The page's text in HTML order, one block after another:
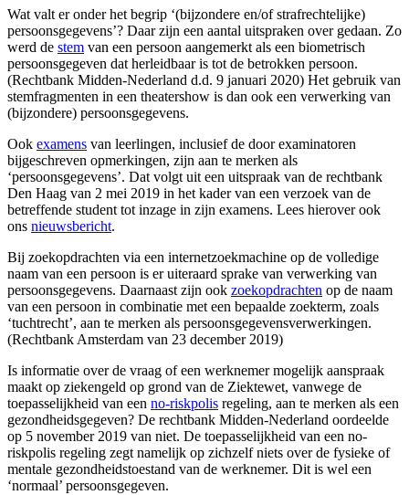
Wat valt er onder het begrip ‘(bijzondere en/of strafrechtelijke)
persoonsgegevens’? Daar zijn een aantal uitspraken over gedaan. Zo
werd de stem van een persoon aangemerkt als een biometrisch
persoonsgegeven dat herleidbaar is tot de betrokken persoon.
(Rechtbank Midden-Nederland d.d. 9 januari 2020) Het gebruik van
stemfragmenten in een theatershow is dan ook een verwerking van
(bijzondere) persoonsgegevens.
Ook examens van leerlingen, inclusief de door examinatoren
bijgeschreven opmerkingen, zijn aan te merken als
‘persoonsgegevens’. Dat volgt uit een uitspraak van de rechtbank
Den Haag van 2 mei 2019 in het kader van een verzoek van de
betreffende student tot inzage in zijn examens. Lees hierover ook
ons nieuwsbericht.
Bij zoekopdrachten via een internetzoekmachine op de volledige
naam van een persoon is er uiteraard sprake van verwerking van
persoonsgegevens. Daarnaast zijn ook zoekopdrachten op de naam
van een persoon in combinatie met een bepaalde zoekterm, zoals
‘tuchtrecht’, aan te merken als persoonsgegevensverwerkingen.
(Rechtbank Amsterdam van 23 december 2019)
Is informatie over de vraag of een werknemer mogelijk aanspraak
maakt op ziekengeld op grond van de Ziektewet, vanwege de
toepasselijkheid van een no-riskpolis regeling, aan te merken als een
gezondheidsgegeven? De rechtbank Midden-Nederland oordeelde
op 5 november 2019 van niet. De toepasselijkheid van een no-
riskpolis regeling zegt namelijk op zichzelf niets over de fysieke of
mentale gezondheidstoestand van de werknemer. Dit is wel een
‘normaal’ persoonsgegeven.